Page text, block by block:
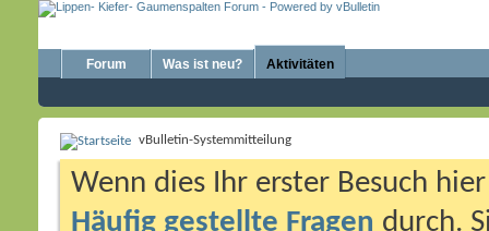
Forum Was ist neu? Aktivitäten
vBulletin-Systemmitteilung
Wenn dies Ihr erster Besuch
Häufig gestellte Fragen durch.